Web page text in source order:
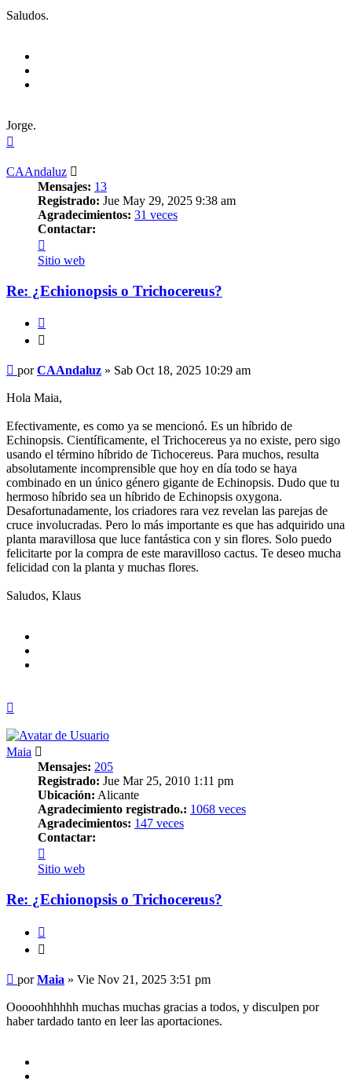
Saludos.
Jorge.
CAAndaluz
Mensajes: 13
Registrado: Jue May 29, 2025 9:38 am
Agradecimientos: 31 veces
Contactar:
CAAndaluz
Sitio web
Re: ¿Echionopsis o Trichocereus?
Mensaje
porCAAndaluz » Sab Oct 18, 2025 10:29 am
Hola Maia,
Efectivamente, es como ya se mencionó. Es un híbrido de
Echinopsis. Científicamente, el Trichocereus ya no existe, pero sigo
usando el término híbrido de Tichocereus. Para muchos, resulta
absolutamente incomprensible que hoy en día todo se haya
combinado en un único género gigante de Echinopsis. Dudo que tu
hermoso híbrido sea un híbrido de Echinopsis oxygona.
Desafortunadamente, los criadores rara vez revelan las parejas de
cruce involucradas. Pero lo más importante es que has adquirido una
planta maravillosa que luce fantástica con y sin flores. Solo puedo
felicitarte por la compra de este maravilloso cactus. Te deseo mucha
felicidad con la planta y muchas flores.
Saludos, Klaus
Maia
Mensajes: 205
Registrado: Jue Mar 25, 2010 1:11 pm
Ubicación: Alicante
Agradecimiento registrado.: 1068 veces
Agradecimientos: 147 veces
Contactar:
Maia
Sitio web
Re: ¿Echionopsis o Trichocereus?
Mensaje
porMaia » Vie Nov 21, 2025 3:51 pm
Ooooohhhhhh muchas muchas gracias a todos, y disculpen por
haber tardado tanto en leer las aportaciones.